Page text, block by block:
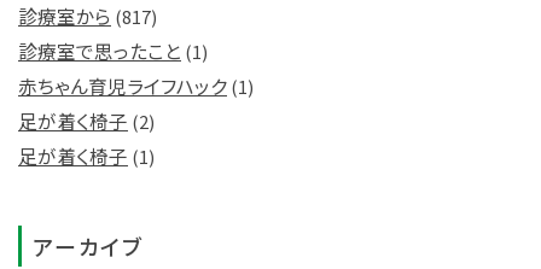
診療室から (817)
診療室で思ったこと (1)
赤ちゃん育児ライフハック(1)
足が着く椅子 (2)
足が着く椅子 (1)
アーカイブ